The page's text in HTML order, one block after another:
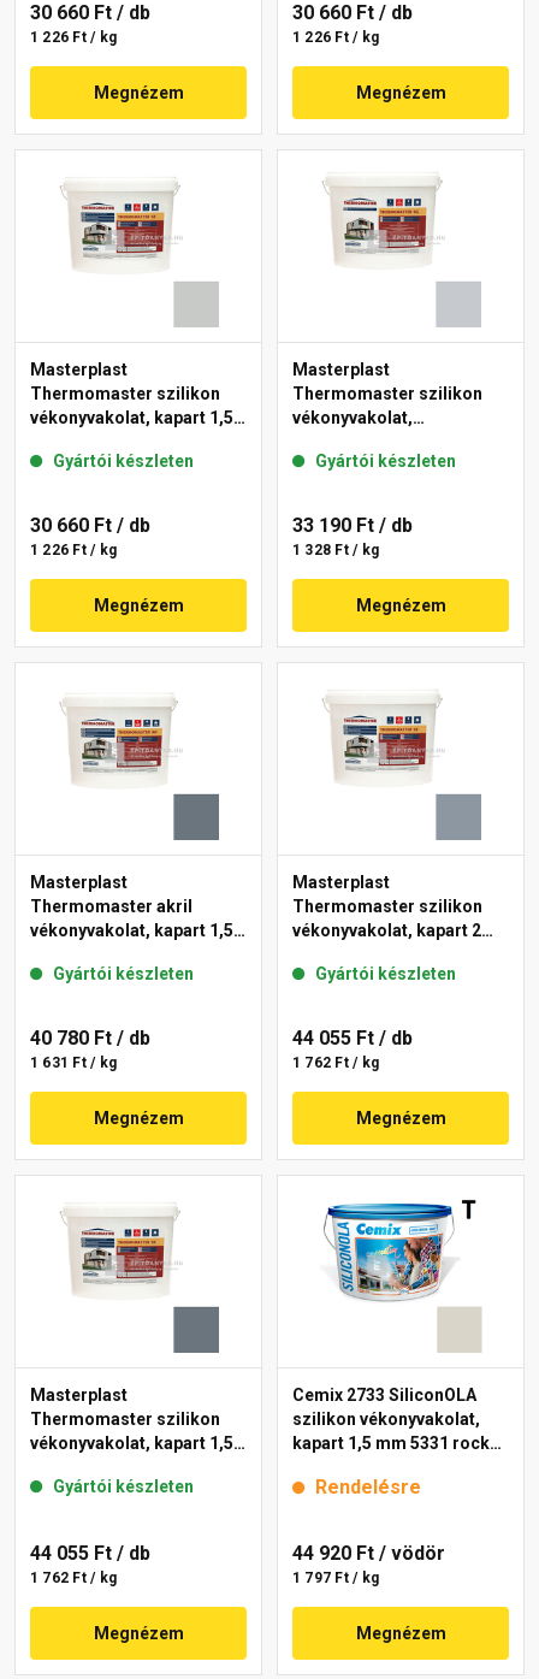
30 660 Ft / db
1 226 Ft / kg
Megnézem
30 660 Ft / db
1 226 Ft / kg
Megnézem
Masterplast
Thermomaster szilikon
vékonyvakolat, kapart 1,5
Gyártói készleten
30 660 Ft / db
1 226 Ft / kg
Megnézem
Masterplast
Thermomaster szilikon
vékonyvakolat,
50-F 25 kg
Gyártói készleten
33 190 Ft / db
1 328 Ft / kg
Megnézem
Masterplast
Thermomaster akril
vékonyvakolat, kapart 1,5
Gyártói készleten
40 780 Ft / db
1 631 Ft / kg
Megnézem
Masterplast
Thermomaster szilikon
vékonyvakolat, kapart 2
Gyártói készleten
44 055 Ft / db
1 762 Ft / kg
Megnézem
Masterplast
Thermomaster szilikon
vékonyvakolat, kapart 1,5
Gyártói készleten
44 055 Ft / db
1 762 Ft / kg
Megnézem
Cemix 2733 SiliconOLA
szilikon vékonyvakolat,
kapart 1,5 mm 5331 rock
Rendelésre
44 920 Ft / vödör
1 797 Ft / kg
Megnézem